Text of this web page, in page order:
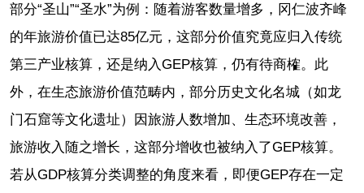
部分“圣山”“圣水”为例：随着游客数量增多，冈仁波齐峰
的年旅游价值已达85亿元，这部分价值究竟应归入传统
第三产业核算，还是纳入GEP核算，仍有待商榷。此
外，在生态旅游价值范畴内，部分历史文化名城（如龙
门石窟等文化遗址）因旅游人数增加、生态环境改善，
旅游收入随之增长，这部分增收也被纳入了GEP核算。
若从GDP核算分类调整的角度来看，即便GEP存在一定